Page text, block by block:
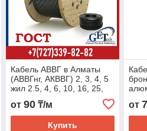
Кабель АВВГ в Алматы
(АВВГнг, АКВВГ) 2, 3, 4, 5
жил 2.5, 4, 6, 10, 16, 25,
35, 50, 70, 95, 120, 240,
185, 240
от 90₸/м
Купить
35,
от